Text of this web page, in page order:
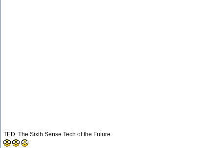
TED: The Sixth Sense Tech of the Future